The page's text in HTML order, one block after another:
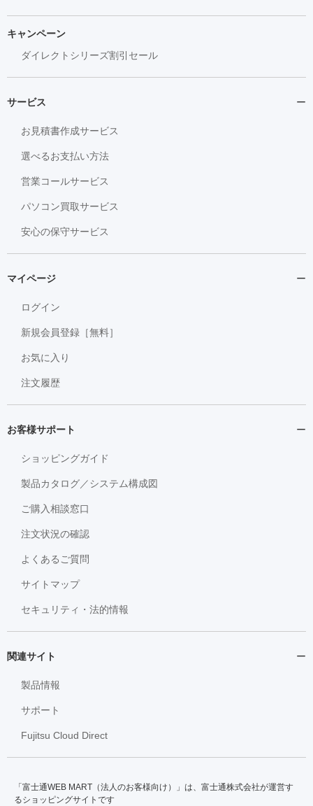
キャンペーン
ダイレクトシリーズ割引セール
サービス
お見積書作成サービス
選べるお支払い方法
営業コールサービス
パソコン買取サービス
安心の保守サービス
マイページ
ログイン
新規会員登録［無料］
お気に入り
注文履歴
お客様サポート
ショッピングガイド
製品カタログ／システム構成図
ご購入相談窓口
注文状況の確認
よくあるご質問
サイトマップ
セキュリティ・法的情報
関連サイト
製品情報
サポート
Fujitsu Cloud Direct
「富士通WEB MART（法人のお客様向け）」は、富士通株式会社が運営す
るショッピングサイトです